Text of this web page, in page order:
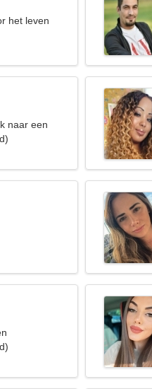
het leven
naar een